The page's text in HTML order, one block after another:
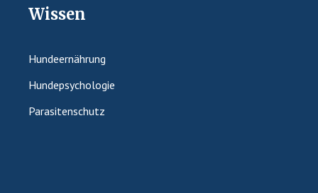
Wissen
Hundeernährung
Hundepsychologie
Parasitenschutz